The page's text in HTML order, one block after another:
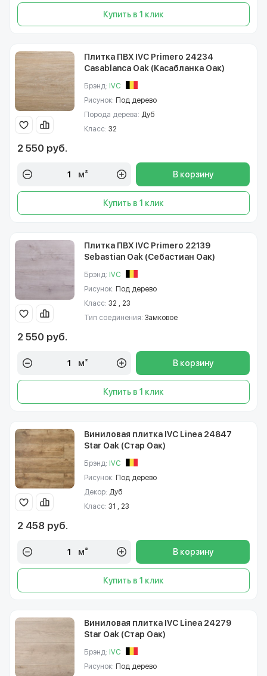
Купить в 1 клик
Плитка ПВХ IVC Primero 24234
Casablanca Oak (Касабланка Оак)
Брэнд: IVC
Рисунок: Под дерево
Порода дерева: Дуб
Класс: 32
2 550 руб.
м² В корзину
Купить в 1 клик
Плитка ПВХ IVC Primero 22139
Sebastian Oak (Себастиан Оак)
Брэнд: IVC
Рисунок: Под дерево
Класс: 32 , 23
Тип соединения: Замковое
2 550 руб.
м² В корзину
Купить в 1 клик
Виниловая плитка IVC Linea 24847
Star Oak (Стар Оак)
Брэнд: IVC
Рисунок: Под дерево
Декор: Дуб
Класс: 31 , 23
2 458 руб.
м² В корзину
Купить в 1 клик
Виниловая плитка IVC Linea 24279
Star Oak (Стар Оак)
Брэнд: IVC
Рисунок: Под дерево